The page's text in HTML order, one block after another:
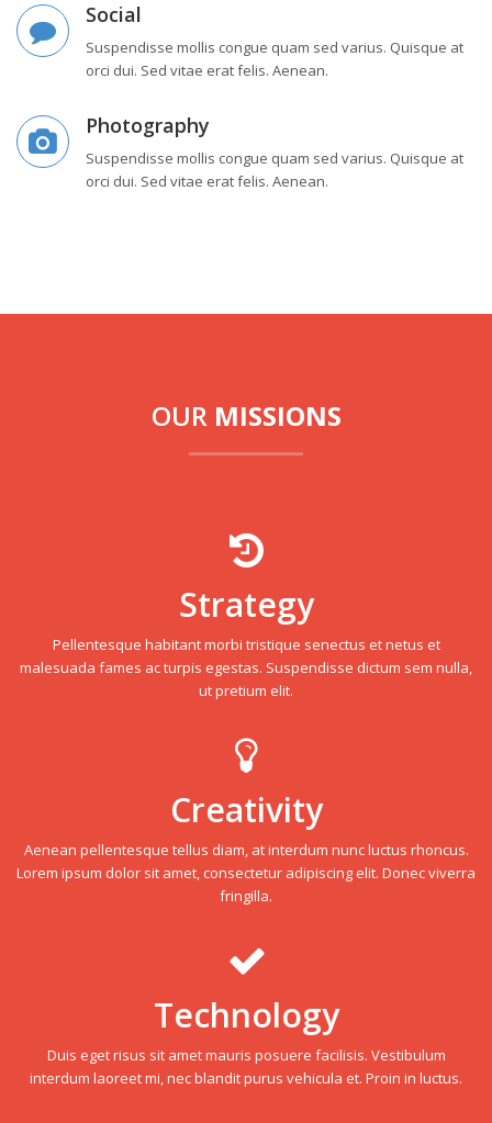
Social
Suspendisse mollis congue quam sed varius. Quisque at
orci dui. Sed vitae erat felis. Aenean.
Photography
Suspendisse mollis congue quam sed varius. Quisque at
orci dui. Sed vitae erat felis. Aenean.
OUR MISSIONS
Strategy
Pellentesque habitant morbi tristique senectus et netus et
malesuada fames ac turpis egestas. Suspendisse dictum sem nulla,
ut pretium elit.
Creativity
Aenean pellentesque tellus diam, at interdum nunc luctus rhoncus.
Lorem ipsum dolor sit amet, consectetur adipiscing elit. Donec viverra
fringilla.
Technology
Duis eget risus sit amet mauris posuere facilisis. Vestibulum
interdum laoreet mi, nec blandit purus vehicula et. Proin in luctus.